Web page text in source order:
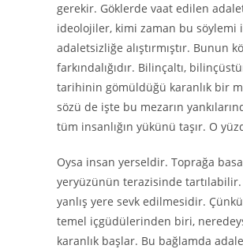
gerekir. Göklerde vaat edilen
ideolojiler, kimi zaman bu söylemi
adaletsizliğe alıştırmıştır. Bunun
farkındalığıdır. Bilinçaltı,
tarihinin gömüldüğü karanlık bir
sözü de işte bu mezarın
tüm insanlığın yükünü taşır. O
Oysa insan yerseldir. Toprağa
yeryüzünün terazisinde tartılabilir.
yanlış yere sevk edilmesidir.
temel içgüdülerinden biri,
karanlık başlar. Bu bağlamda